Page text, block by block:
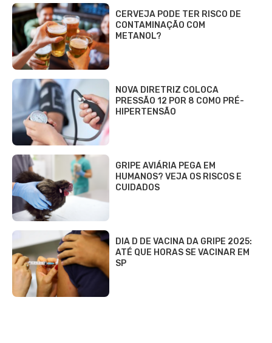
CERVEJA PODE TER RISCO DE
CONTAMINAÇÃO COM
METANOL?
NOVA DIRETRIZ COLOCA
PRESSÃO 12 POR 8 COMO PRÉ-
HIPERTENSÃO
GRIPE AVIÁRIA PEGA EM
HUMANOS? VEJA OS RISCOS E
CUIDADOS
DIA D DE VACINA DA GRIPE 2025:
ATÉ QUE HORAS SE VACINAR EM
SP